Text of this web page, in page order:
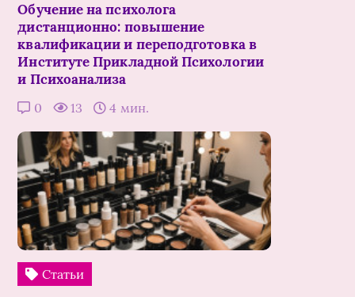
Обучение на психолога
дистанционно: повышение
квалификации и переподготовка в
Институте Прикладной Психологии
и Психоанализа
0 13 4 мин.
Статьи